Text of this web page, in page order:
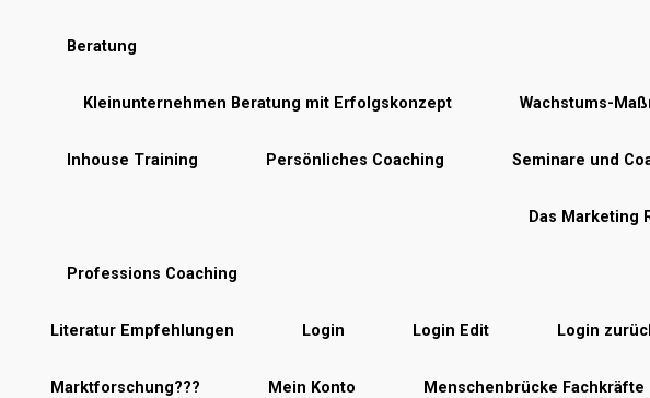
Beratung
Kleinunternehmen Beratung mit Erfolgskonzept Wachstums-
Inhouse Training Persönliches Coaching Seminare und
Das Marketing
Professions Coaching
Literatur Empfehlungen Login Login Edit Login
Marktforschung??? Mein Konto Menschenbrücke Fachkräfte